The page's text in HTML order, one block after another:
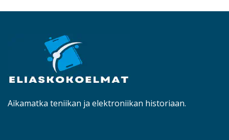
Aikamatka teniikan ja elektroniikan historiaan.